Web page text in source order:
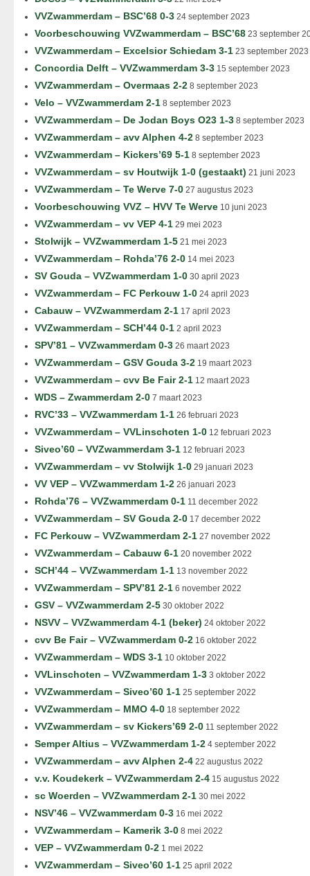
VVZwammerdam – BSC’68 0-3 24 september 2023
Voorbeschouwing VVZwammerdam – BSC’68 23 september
VVZwammerdam – Excelsior Schiedam 3-1 23 september 2023
Concordia Delft – VVZwammerdam 3-3 15 september 2023
VVZwammerdam – Overmaas 2-2 8 september 2023
Velo – VVZwammerdam 2-1 8 september 2023
VVZwammerdam – De Jodan Boys O23 1-3 8 september 2023
VVZwammerdam – avv Alphen 4-2 8 september 2023
VVZwammerdam – Kickers’69 5-1 8 september 2023
VVZwammerdam – sv Houtwijk 1-0 (gestaakt) 21 juni 2023
VVZwammerdam – Te Werve 7-0 27 augustus 2023
Voorbeschouwing VVZ – HVV Te Werve 10 juni 2023
VVZwammerdam – vv VEP 4-1 29 mei 2023
Stolwijk – VVZwammerdam 1-5 21 mei 2023
VVZwammerdam – Rohda’76 2-0 14 mei 2023
SV Gouda – VVZwammerdam 1-0 30 april 2023
VVZwammerdam – FC Perkouw 1-0 24 april 2023
Cabauw – VVZwammerdam 2-1 17 april 2023
VVZwammerdam – SCH’44 0-1 2 april 2023
SPV’81 – VVZwammerdam 0-3 26 maart 2023
VVZwammerdam – GSV Gouda 3-2 19 maart 2023
VVZwammerdam – cvv Be Fair 2-1 12 maart 2023
WDS – Zwammerdam 2-0 7 maart 2023
RVC’33 – VVZwammerdam 1-1 26 februari 2023
VVZwammerdam – VVLinschoten 1-0 12 februari 2023
Siveo’60 – VVZwammerdam 3-1 12 februari 2023
VVZwammerdam – vv Stolwijk 1-0 29 januari 2023
VV VEP – VVZwammerdam 1-2 26 januari 2023
Rohda’76 – VVZwammerdam 0-1 11 december 2022
VVZwammerdam – SV Gouda 2-0 17 december 2022
FC Perkouw – VVZwammerdam 2-1 27 november 2022
VVZwammerdam – Cabauw 6-1 20 november 2022
SCH’44 – VVZwammerdam 1-1 13 november 2022
VVZwammerdam – SPV’81 2-1 6 november 2022
GSV – VVZwammerdam 2-5 30 oktober 2022
NSVV – VVZwammerdam 4-1 (beker) 24 oktober 2022
cvv Be Fair – VVZwammerdam 0-2 16 oktober 2022
VVZwammerdam – WDS 3-1 10 oktober 2022
VVLinschoten – VVZwammerdam 1-3 3 oktober 2022
VVZwammerdam – Siveo’60 1-1 25 september 2022
VVZwammerdam – MMO 4-0 18 september 2022
VVZwammerdam – sv Kickers’69 2-0 11 september 2022
Semper Altius – VVZwammerdam 1-2 4 september 2022
VVZwammerdam – avv Alphen 2-4 22 augustus 2022
v.v. Koudekerk – VVZwammerdam 2-4 15 augustus 2022
sc Woerden – VVZwammerdam 2-1 30 mei 2022
NSV’46 – VVZwammerdam 0-3 16 mei 2022
VVZwammerdam – Kamerik 3-0 8 mei 2022
VEP – VVZwammerdam 0-2 1 mei 2022
VVZwammerdam – Siveo’60 1-1 25 april 2022